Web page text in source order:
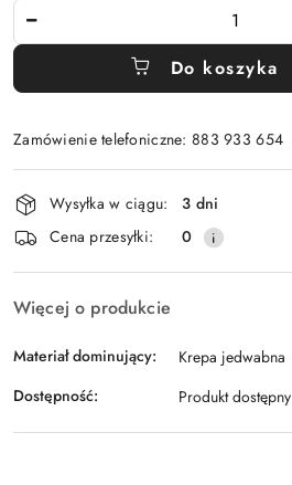
Do koszyka
Zamówienie telefoniczne: 883 933 654
Wyślij
Dostępność
i
dostawa
Wysyłka w ciągu:
3 dni
Cena przesyłki:
0
Więcej o produkcie
Materiał dominujący:
Krepa jedwabna
Dostępność:
Produkt dostępny